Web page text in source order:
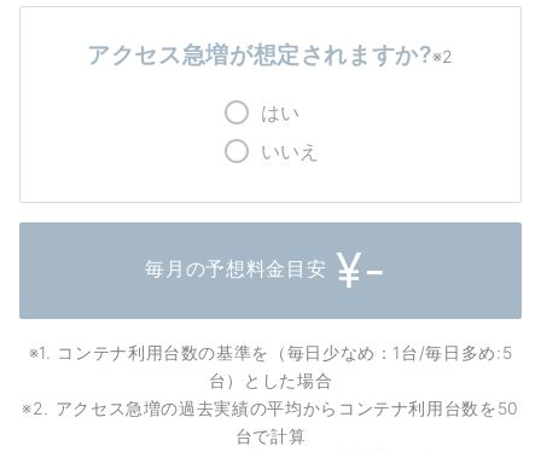
アクセス急増が想定されますか?※2
はい
いいえ
毎月の予想料金目安 ¥-
※1. コンテナ利用台数の基準を（毎日少なめ：1台/毎日多め:5
台）とした場合
※2. アクセス急増の過去実績の平均からコンテナ利用台数を50
台で計算